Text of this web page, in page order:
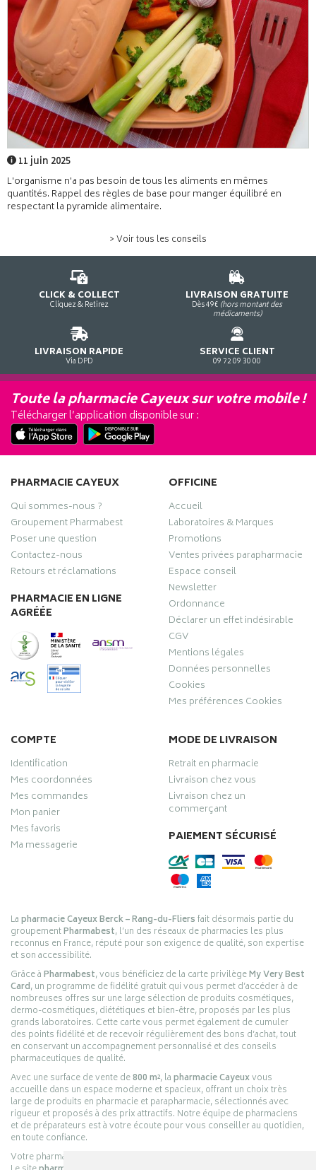
11 juin 2025
L'organisme n'a pas besoin de tous les aliments en mêmes
quantités. Rappel des règles de base pour manger équilibré en
respectant la pyramide alimentaire.
> Voir tous les conseils
CLICK & COLLECT
Cliquez & Retirez
LIVRAISON GRATUITE
Dès 49€ (hors montant des
médicaments)
LIVRAISON RAPIDE
Via DPD
SERVICE CLIENT
09 72 09 30 00
Toute la pharmacie Cayeux sur votre mobile !
Télécharger l’application disponible sur :
PHARMACIE CAYEUX
Qui sommes-nous ?
Groupement Pharmabest
Poser une question
Contactez-nous
Retours et réclamations
PHARMACIE EN LIGNE
AGRÉÉE
OFFICINE
Accueil
Laboratoires & Marques
Promotions
Ventes privées parapharmacie
Espace conseil
Newsletter
Ordonnance
Déclarer un effet indésirable
CGV
Mentions légales
Données personnelles
Cookies
Mes préférences Cookies
COMPTE
Identification
Mes coordonnées
Mes commandes
Mon panier
Mes favoris
Ma messagerie
MODE DE LIVRAISON
Retrait en pharmacie
Livraison chez vous
Livraison chez un
commerçant
PAIEMENT SÉCURISÉ
Lapharmacie Cayeux Berck – Rang-du-Fliersfait désormais partie du
groupementPharmabest, l’un des réseaux de pharmacies les plus
reconnus en France, réputé pour son exigence de qualité, son expertise
et son accessibilité.
Grâce àPharmabest, vous bénéficiez de la carte privilègeMy Very Best
Card, un programme de fidélité gratuit qui vous permet d’accéder à de
nombreuses offres sur une large sélection de produits cosmétiques,
dermo-cosmétiques, diététiques et bien-être, proposés par les plus
grands laboratoires. Cette carte vous permet également de cumuler
des points fidélité et de recevoir régulièrement des bons d’achat, tout
en conservant un accompagnement personnalisé et des conseils
pharmaceutiques de qualité.
Avec une surface de vente de800 m², lapharmacie Cayeuxvous
accueille dans un espace moderne et spacieux, offrant un choix très
large de produits en pharmacie et parapharmacie, sélectionnés avec
rigueur et proposés à des prix attractifs. Notre équipe de pharmaciens
et de préparateurs est à votre écoute pour vous conseiller au quotidien,
en toute confiance.
Votre pharmacie en ligne :